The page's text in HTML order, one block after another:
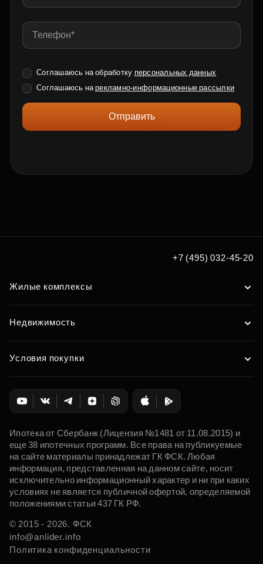
Соглашаюсь на обработку персональных данных
Соглашаюсь нарекламно-информационные рассылки
Отправить
+7 (495) 032-45-20
Жилые комплексы
Недвижимость
Условия покупки
Ипотека от Сбербанк (Лицензия №1481 от 11.08.2015) и
еще 38 ипотечных программ. Все права на публикуемые
на сайте материалы принадлежат ГК ФСК. Любая
информация, представленная на данном сайте, носит
исключительно информационный характер и ни при каких
условиях не является публичной офертой, определяемой
положениями статьи 437 ГК РФ.
© 2015 - 2026. ФСК
info@anlider.info
Политика конфиденциальности